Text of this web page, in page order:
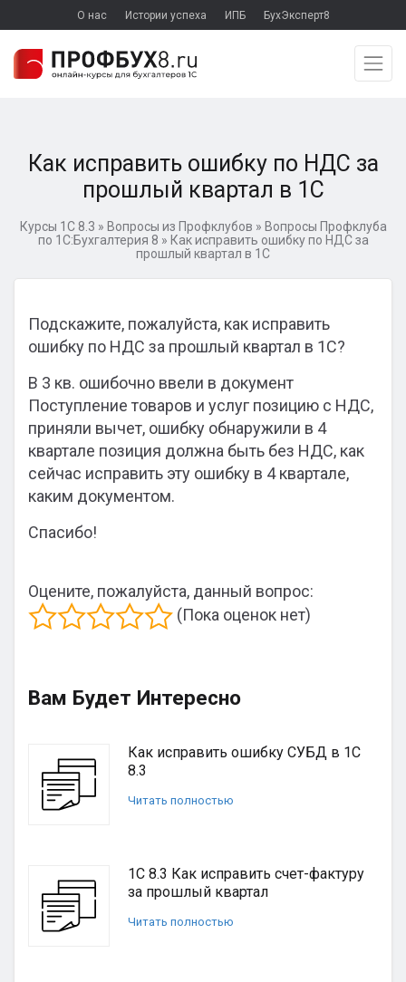
О нас Истории успеха ИПБ БухЭксперт8
Как исправить ошибку по НДС за
прошлый квартал в 1С
Курсы 1С 8.3 » Вопросы из Профклубов » Вопросы Профклуба
по 1С:Бухгалтерия 8 » Как исправить ошибку по НДС за
прошлый квартал в 1С
Подскажите, пожалуйста, как исправить
ошибку по НДС за прошлый квартал в 1С?
В 3 кв. ошибочно ввели в документ
Поступление товаров и услуг позицию с НДС,
приняли вычет, ошибку обнаружили в 4
квартале позиция должна быть без НДС, как
сейчас исправить эту ошибку в 4 квартале,
каким документом.
Спасибо!
Оцените, пожалуйста, данный вопрос:
(Пока оценок нет)
Вам Будет Интересно
Как исправить ошибку СУБД в 1С
8.3
Читать полностью
1С 8.3 Как исправить счет-фактуру
за прошлый квартал
Читать полностью